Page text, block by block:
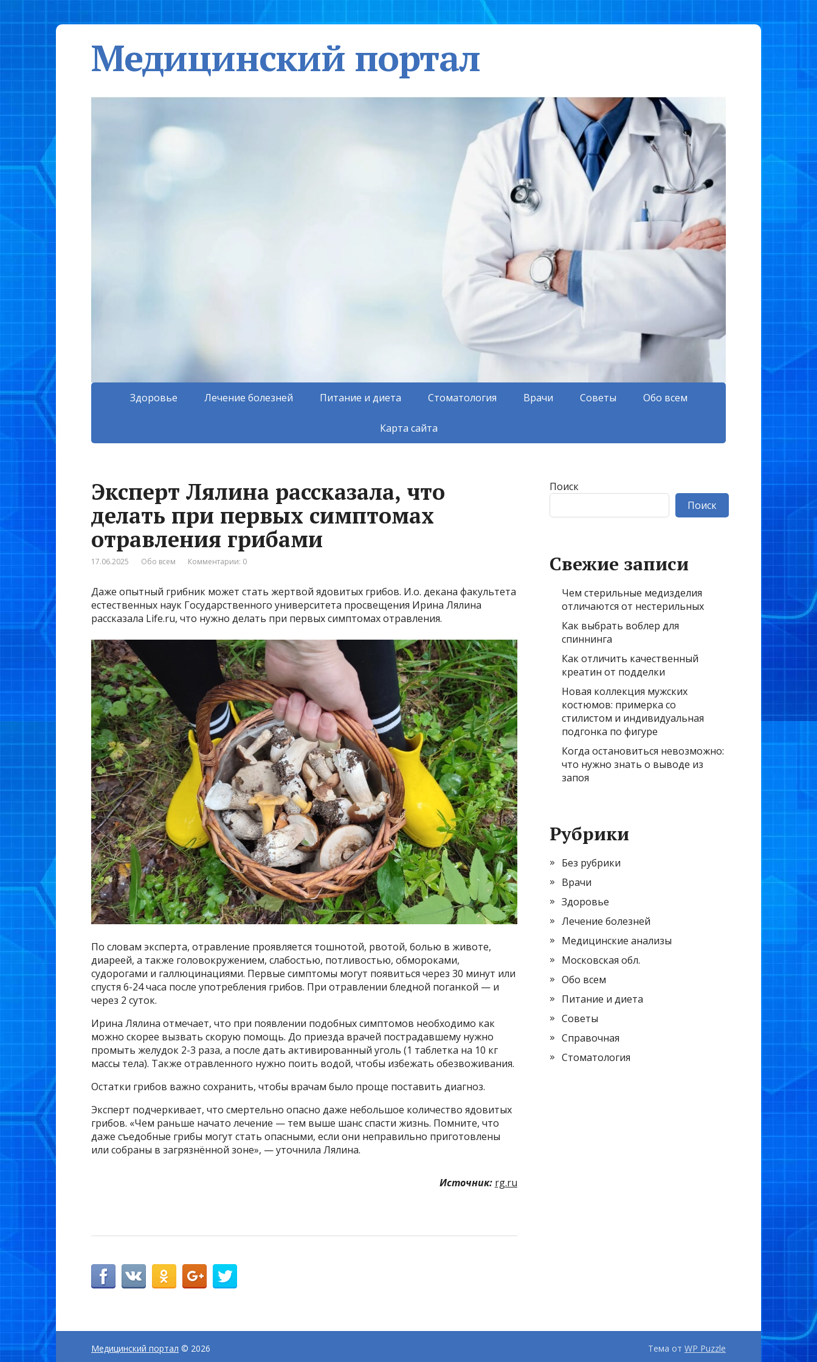
Медицинский портал
Здоровье Лечение болезней Питание и диета Стоматология Врачи Советы Обо всем
Карта сайта
Эксперт Лялина рассказала, что
делать при первых симптомах
отравления грибами
17.06.2025 Обо всем Комментарии: 0
Даже опытный грибник может стать жертвой ядовитых грибов. И.о. декана факультета
естественных наук Государственного университета просвещения Ирина Лялина
рассказала Life.ru, что нужно делать при первых симптомах отравления.
По словам эксперта, отравление проявляется тошнотой, рвотой, болью в животе,
диареей, а также головокружением, слабостью, потливостью, обмороками,
судорогами и галлюцинациями. Первые симптомы могут появиться через 30 минут или
спустя 6-24 часа после употребления грибов. При отравлении бледной поганкой — и
через 2 суток.
Ирина Лялина отмечает, что при появлении подобных симптомов необходимо как
можно скорее вызвать скорую помощь. До приезда врачей пострадавшему нужно
промыть желудок 2-3 раза, а после дать активированный уголь (1 таблетка на 10 кг
массы тела). Также отравленного нужно поить водой, чтобы избежать обезвоживания.
Остатки грибов важно сохранить, чтобы врачам было проще поставить диагноз.
Эксперт подчеркивает, что смертельно опасно даже небольшое количество ядовитых
грибов. «Чем раньше начато лечение — тем выше шанс спасти жизнь. Помните, что
даже съедобные грибы могут стать опасными, если они неправильно приготовлены
или собраны в загрязнённой зоне», — уточнила Лялина.
Источник: rg.ru
Поиск
Поиск
Свежие записи
Чем стерильные медизделия
отличаются от нестерильных
Как выбрать воблер для
спиннинга
Как отличить качественный
креатин от подделки
Новая коллекция мужских
костюмов: примерка со
стилистом и индивидуальная
подгонка по фигуре
Когда остановиться невозможно:
что нужно знать о выводе из
запоя
Рубрики
Без рубрики
Врачи
Здоровье
Лечение болезней
Медицинские анализы
Московская обл.
Обо всем
Питание и диета
Советы
Справочная
Стоматология
Медицинский портал © 2026 Тема от WP Puzzle